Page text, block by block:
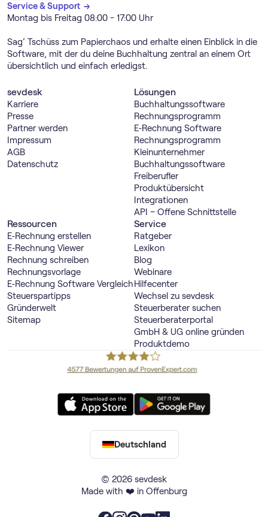
Service & Support →
Montag bis Freitag 08:00 - 17:00 Uhr
Sag’ Tschüss zum Papierchaos und erhalte einen Einblick in die
Software, mit der du deine Buchhaltung zentral an einem Ort
übersichtlich und einfach erledigst.
sevdesk
Karriere
Presse
Partner werden
Impressum
AGB
Datenschutz
Lösungen
Buch­haltungs­software
Rechnungs­programm
E‑Rechnung Software
Rechnungs­programm
Kleinunternehmer
Buch­haltungs­software
Freiberufler
Produktübersicht
Integrationen
API – Offene Schnittstelle
Ressourcen
E‑Rechnung erstellen
E‑Rechnung Viewer
Rechnung schreiben
Rechnungsvorlage
E‑Rechnung Software Vergleich
Steuerspartipps
Gründerwelt
Sitemap
Service
Ratgeber
Lexikon
Blog
Webinare
Hilfecenter
Wechsel zu sevdesk
Steuerberater suchen
Steuerberaterportal
GmbH & UG online gründen
Produktdemo
© 2026 sevdesk
Made with ❤️ in Offenburg
Deutschland